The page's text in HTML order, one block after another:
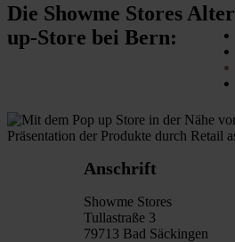
Die Showme Stores
up-Store bei Bern:
Anschrift
Showme Stores
Tullastraße 3
79713 Bad Säckingen